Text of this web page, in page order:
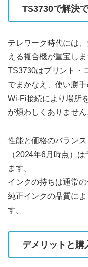
TS3730で解決
テレワーク時代には
える複合機が重宝しま
TS3730はプリント・
でまかなえ、使い勝手
Wi-Fi接続により場所
が煩わしくありません
性能と価格のバラン
（2024年6月時点）
ます。
インクの持ちは通常
純正インクの品質に
す。
デメリットと購